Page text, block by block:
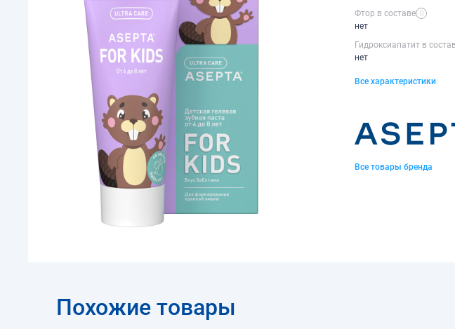
Фтор в составе
нет
Гидроксиапатит в
нет
Все характеристики
Все товары бренда
Похожие товары